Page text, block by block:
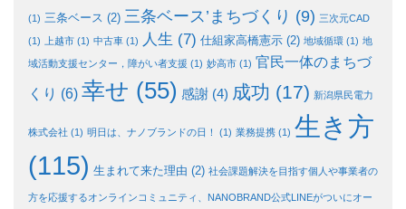
(1) 三条ベース (2) 三条ベース’まちづくり (9) 三次元CAD
(1) 上越市 (1) 中古車 (1) 人生 (7) 仕組家高橋憲示 (2) 地域循環 (1) 地
域活動支援センター，障がい者支援 (1) 妙高市 (1) 官民一体のまちづ
くり (6) 幸せ (55) 感謝 (4) 成功 (17) 新潟県民電力
株式会社 (1) 明日は、ナノブランドの日！ (1) 業務提携 (1) 生き方
(115) 生まれて来た理由 (2) 社会課題解決を目指す個人や事業者の
方を応援するオンラインコミュニティ、NANOBRAND公式LINEがついにオー